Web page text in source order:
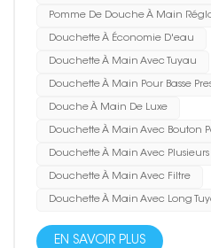
Pomme De Douche À Main
Douchette À Économie D'eau
Douchette À Main Avec Tuyau
Douchette À Main Pour Basse
Douche À Main De Luxe
Douchette À Main Avec Bouton
Douchette À Main Avec
Douchette À Main Avec Filtre
Douchette À Main Avec Long
EN SAVOIR PLUS